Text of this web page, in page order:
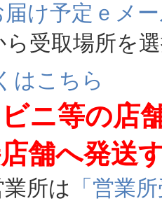
届け予定ｅメ
ら受取場所を
はこちら
ニ等の店
舗へ発送
所は 「営業